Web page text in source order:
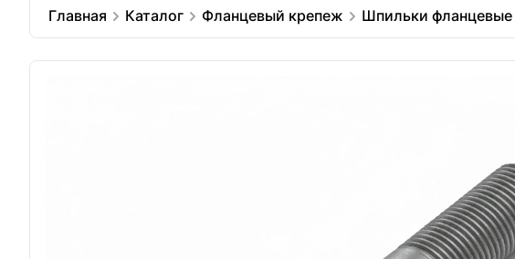
Главная Каталог Фланцевый крепеж Шпильки фланцевые